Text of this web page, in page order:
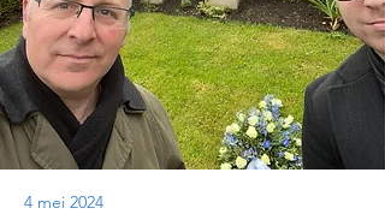
4 mei 2024